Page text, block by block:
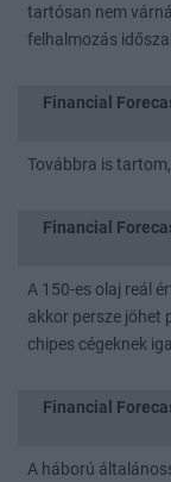
tartósan nem
felhalmozás
Financial
Továbbra is
Financial
A 150-es olaj reál
akkor persze jöhet
chipes cégeknek
Financial
A háború